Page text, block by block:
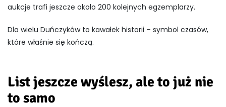
aukcje trafi jeszcze około 200 kolejnych egzemplarzy.
Dla wielu Duńczyków to kawałek historii – symbol czasów,
które właśnie się kończą.
List jeszcze wyślesz, ale to już nie
to samo